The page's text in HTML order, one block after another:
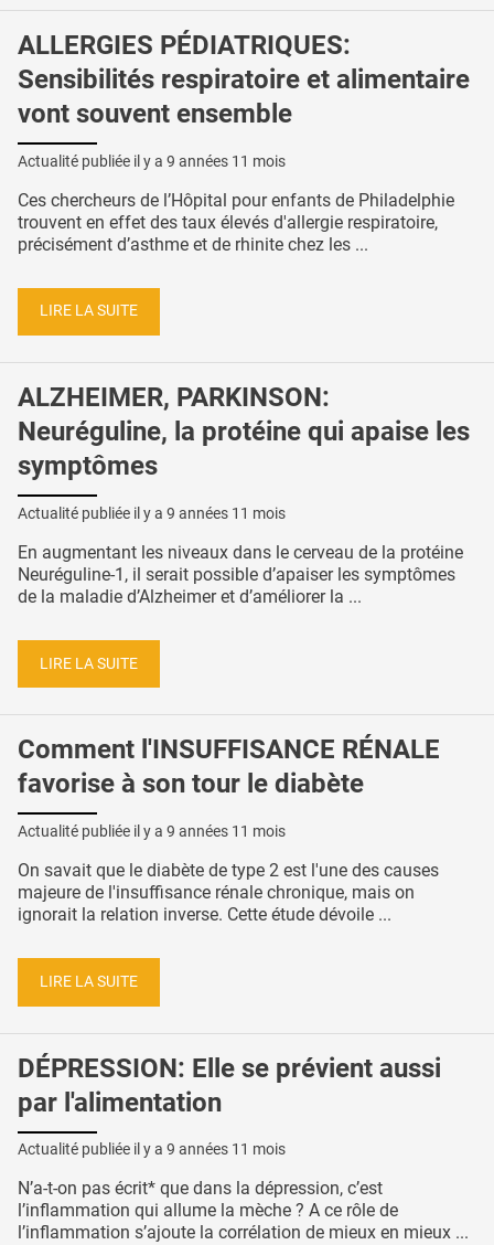
ALLERGIES PÉDIATRIQUES:
Sensibilités respiratoire et alimentaire
vont souvent ensemble
Actualité publiée il y a 9 années 11 mois
Ces chercheurs de l’Hôpital pour enfants de Philadelphie
trouvent en effet des taux élevés d'allergie respiratoire,
précisément d’asthme et de rhinite chez les ...
LIRE LA SUITE
ALZHEIMER, PARKINSON:
Neuréguline, la protéine qui apaise les
symptômes
Actualité publiée il y a 9 années 11 mois
En augmentant les niveaux dans le cerveau de la protéine
Neuréguline-1, il serait possible d’apaiser les symptômes
de la maladie d’Alzheimer et d’améliorer la ...
LIRE LA SUITE
Comment l'INSUFFISANCE RÉNALE
favorise à son tour le diabète
Actualité publiée il y a 9 années 11 mois
On savait que le diabète de type 2 est l'une des causes
majeure de l'insuffisance rénale chronique, mais on
ignorait la relation inverse. Cette étude dévoile ...
LIRE LA SUITE
DÉPRESSION: Elle se prévient aussi
par l'alimentation
Actualité publiée il y a 9 années 11 mois
N’a-t-on pas écrit* que dans la dépression, c’est
l’inflammation qui allume la mèche ? A ce rôle de
l’inflammation s’ajoute la corrélation de mieux en mieux ...